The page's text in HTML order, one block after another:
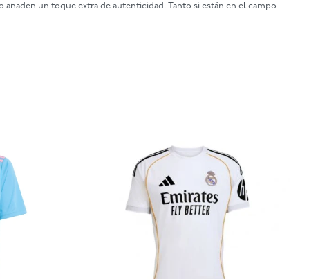
un toque extra de autenticidad. Tanto si están en el campo